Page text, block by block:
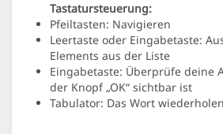
Tastatursteuerung:
Pfeiltasten: Navigieren
Leertaste oder Eingabetaste:
Elements aus der Liste
Eingabetaste: Überprüfe deine
der Knopf „OK“ sichtbar ist
Tabulator: Das Wort wiederholen